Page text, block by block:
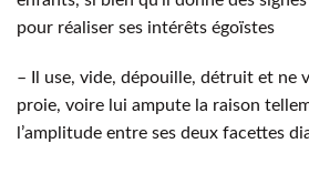
pour réaliser ses intérêts égoïstes
– Il use, vide, dépouille, détruit et ne
proie, voire lui ampute la raison
l’amplitude entre ses deux facettes